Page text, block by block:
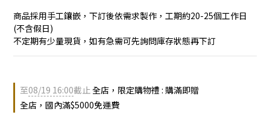
商品採用手工鑲嵌，下訂後依需求製作，工期約20-25個工作日
(不含假日)
不定期有少量現貨，如有急需可先詢問庫存狀態再下訂
至08/19 16:00截止全店，限定購物禮 : 購滿即贈
全店，國內滿$5000免運費